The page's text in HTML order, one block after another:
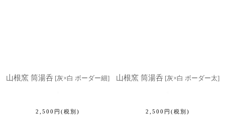
山根窯 筒湯呑 [灰×白 ボーダー細]
2,500 円 (税別)
山根窯 筒湯呑 [灰×白 ボーダー太]
2,500 円 (税別)